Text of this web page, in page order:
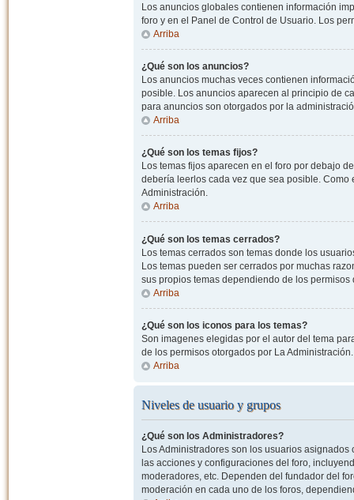
Los anuncios globales contienen información
foro y en el Panel de Control de Usuario. Los
Arriba
¿Qué son los anuncios?
Los anuncios muchas veces contienen
posible. Los anuncios aparecen al principio de
para anuncios son otorgados por la
Arriba
¿Qué son los temas fijos?
Los temas fijos aparecen en el foro por debajo
debería leerlos cada vez que sea posible.
Administración.
Arriba
¿Qué son los temas cerrados?
Los temas cerrados son temas donde los
Los temas pueden ser cerrados por muchas
sus propios temas dependiendo de los
Arriba
¿Qué son los iconos para los temas?
Son imagenes elegidas por el autor del tema
de los permisos otorgados por La Administración.
Arriba
Niveles de usuario y grupos
¿Qué son los Administradores?
Los Administradores son los usuarios
las acciones y configuraciones del foro,
moderadores, etc. Dependen del fundador del
moderación en cada uno de los foros,